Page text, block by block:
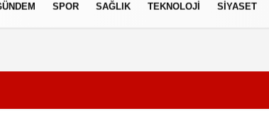
SPOR SAĞLIK TEKNOLOJİ SİYASET